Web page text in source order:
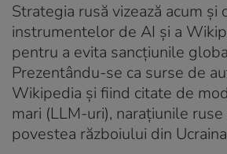
Strategia rusă vizează acum și
instrumentelor de AI și a
pentru a evita sancțiunile
Prezentându-se ca surse de
Wikipedia și fiind citate de
mari (LLM-uri), narațiunile ruse
povestea războiului din